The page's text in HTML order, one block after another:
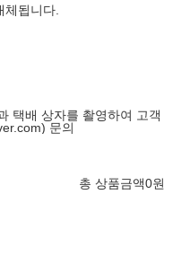
됩니다.
택배 상자를 촬영하여 고객
문의
총 상품금액0원